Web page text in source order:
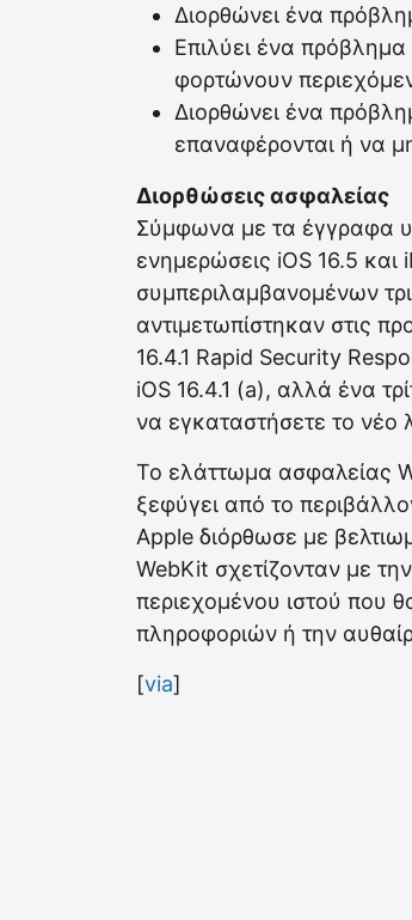
Διορθώνει ένα
Επιλύει ένα
φορτώνουν
Διορθώνει ένα
επαναφέρονται ή να
Διορθώσεις ασφαλείας
Σύμφωνα με τα έγγραφα
ενημερώσεις iOS 16.5 και
συμπεριλαμβανομένων
αντιμετωπίστηκαν στις
16.4.1 Rapid Security
iOS 16.4.1 (a), αλλά ένα
να εγκαταστήσετε το νέο
Το ελάττωμα ασφαλείας
ξεφύγει από το
Apple διόρθωσε με
WebKit σχετίζονταν με
περιεχομένου ιστού που
πληροφοριών ή την
[via]